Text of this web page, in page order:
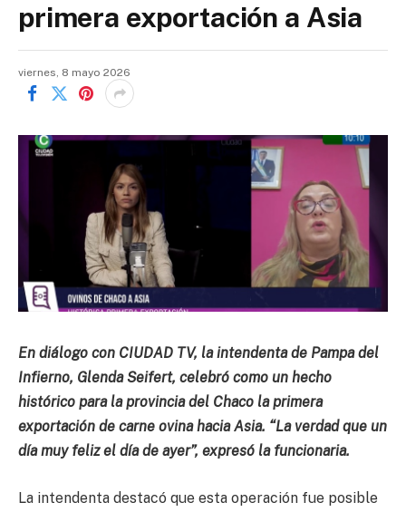
primera exportación a Asia
viernes, 8 mayo 2026
En diálogo con CIUDAD TV, la intendenta de Pampa del
Infierno, Glenda Seifert, celebró como un hecho
histórico para la provincia del Chaco la primera
exportación de carne ovina hacia Asia. “La verdad que un
día muy feliz el día de ayer”, expresó la funcionaria.
La intendenta destacó que esta operación fue posible